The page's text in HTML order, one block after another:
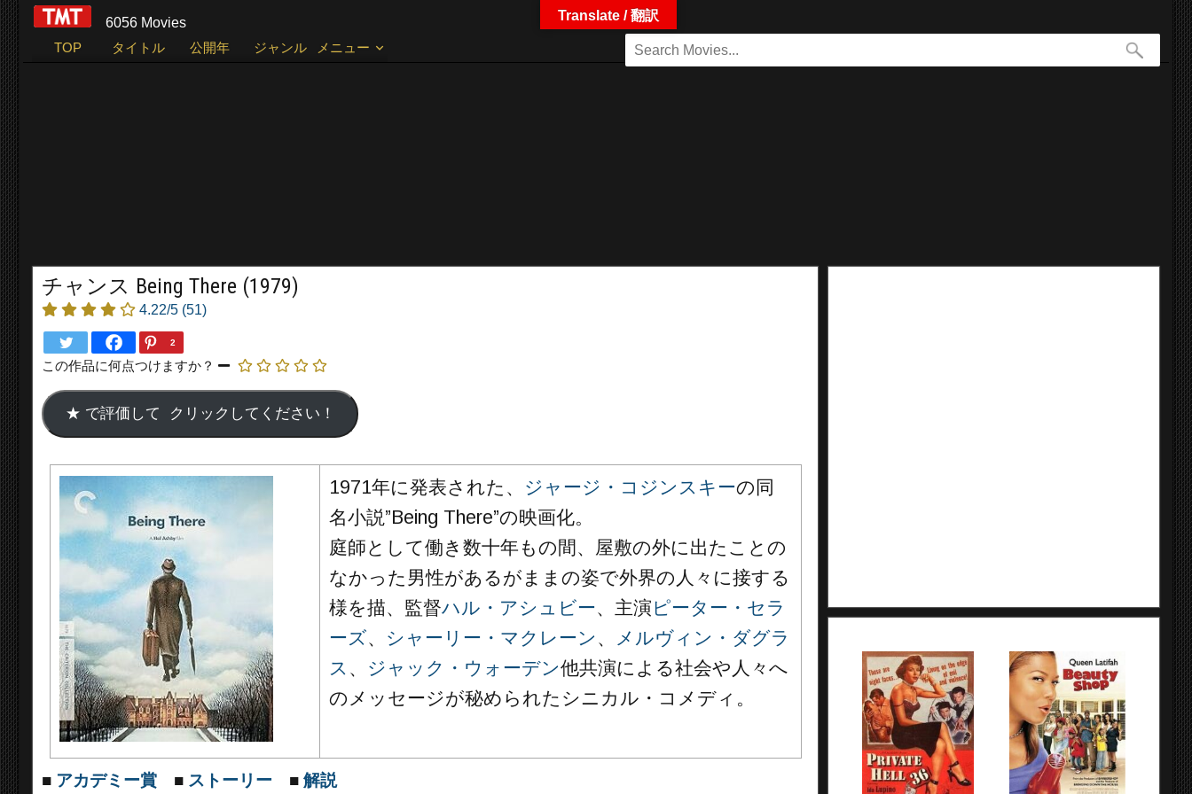
6056 Movies
TOP
タイトル 公開年 ジャンル メニュー
チャンス Being There (1979)
4.22/5 (51)
2
この作品に何点つけますか？
1971年に発表された、 ジャージ・コジンスキーの同
名小説”Being There”の映画化。
庭師として働き数十年もの間、屋敷の外に出たことの
なかった男性があるがままの姿で外界の人々に接する
様を描、監督ハル・アシュビー、主演ピーター・セラ
ーズ、 シャーリー・マクレーン 、
メルヴィン・ダグラ
ス 、 ジャック・ウォーデン他共演による社会や人々へ
のメッセージが秘められたシニカル・コメディ。
■ アカデミー賞 ■ ストーリー ■ 解説
Translate / 翻訳